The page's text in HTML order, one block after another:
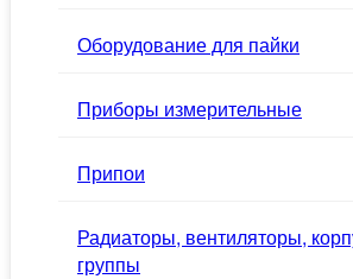
Оборудование для пайки
Приборы измерительные
Припои
Радиаторы, вентиляторы,
группы